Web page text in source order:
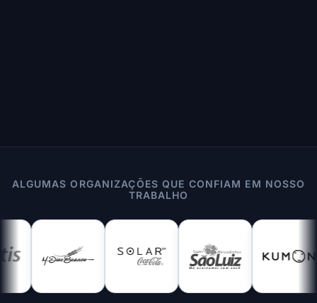
ALGUMAS ORGANIZAÇÕES QUE CONFIAM EM NOSSO
TRABALHO